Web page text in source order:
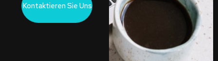
Kontaktieren Sie Uns